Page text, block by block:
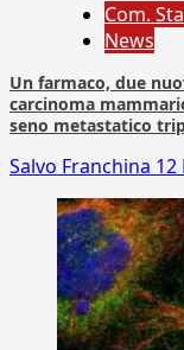
Com.
News
Un farmaco, due
carcinoma
seno metastatico
Salvo Franchina 12